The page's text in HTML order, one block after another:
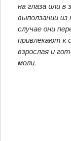
на глаза или в
выползании
случае они
привлекают к
взрослая и
моли.